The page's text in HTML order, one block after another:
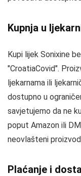
Kupnja u
Kupi lijek Sonixine
"CroatiaCovid".
ljekarnama ili
dostupno u
savjetujemo da ne
poput Amazon ili
neovlašteni
Plaćanje i